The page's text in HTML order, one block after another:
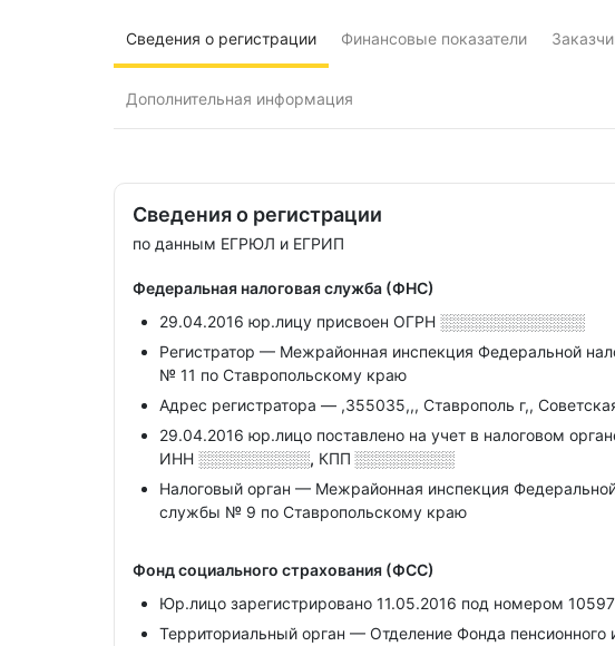
Сведения о регистрации Финансовые показатели
Дополнительная информация
Сведения о регистрации
по данным ЕГРЮЛ и ЕГРИП
Федеральная налоговая служба (ФНС)
29.04.2016 юр.лицу присвоен ОГРН ░░░░░░░░░░░░░
Регистратор — Межрайонная инспекция Федеральной
№ 11 по Ставропольскому краю
Адрес регистратора — ,355035,,, Ставрополь г,,
29.04.2016 юр.лицо поставлено на учет в налоговом
ИНН ░░░░░░░░░░, КПП ░░░░░░░░░
Налоговый орган — Межрайонная инспекция
службы № 9 по Ставропольскому краю
Фонд социального страхования (ФСС)
Юр.лицо зарегистрировано 11.05.2016 под номером
Территориальный орган — Отделение Фонда пенсионного